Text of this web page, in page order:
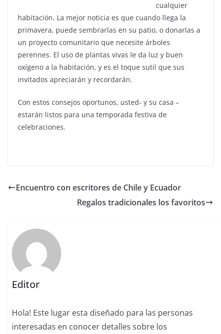
cualquier
habitación. La mejor noticia es que cuando llega la
primavera, puede sembrarlas en su patio, o donarlas a
un proyecto comunitario que necesite árboles
perennes. El uso de plantas vivas le da luz y buen
oxígeno a la habitación, y es el toque sutil que sus
invitados apreciarán y recordarán.
Con estos consejos oportunos, usted- y su casa –
estarán listos para una temporada festiva de
celebraciones.
Encuentro con escritores de Chile y Ecuador
Regalos tradicionales los favoritos
Editor
Hola! Este lugar esta diseñado para las personas
interesadas en conocer detalles sobre los